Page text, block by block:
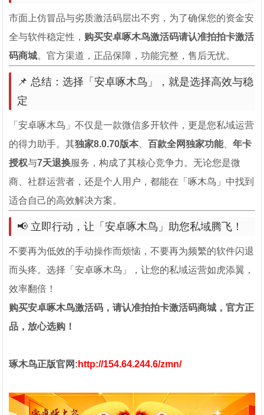
市面上仿冒品与劣质激活码层出不穷，为了确保您的资金安
全与软件稳定性， 购买安卓啄木鸟激活码请认准拍拍卡激活
码商城。官方渠道，正品保障，功能完整，售后无忧。
📌 总结：选择「安卓啄木鸟」，就是选择高效与稳
定
「安卓啄木鸟」不仅是一款微信多开软件，更是您私域运营
的得力助手。其独家8.0.70版本、百款全网独家功能、年卡
授权与7天退换服务，构成了其核心竞争力。无论您是微
商、社群运营者，还是个人用户，都能在「啄木鸟」中找到
适合自己的高效解决方案。
📢 立即行动，让「安卓啄木鸟」助您私域腾飞！
不要再为低效的手动操作而烦恼，不要再为频繁的软件闪退
而头疼。选择「安卓啄木鸟」，让您的私域运营如虎添翼，
效率翻倍！
购买安卓啄木鸟激活码，请认准拍拍卡激活码商城，官方正
品，放心选购！
琢木鸟正版官网: http://154.64.244.6/zmn/